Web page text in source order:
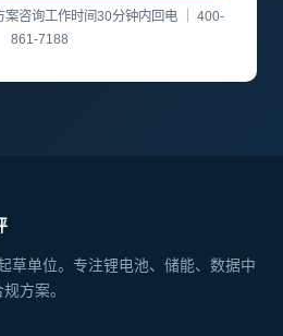
案咨询工作时间30分钟内回电 ｜ 400-
861-7188
草单位。专注锂电池、储能、数据中
方案。